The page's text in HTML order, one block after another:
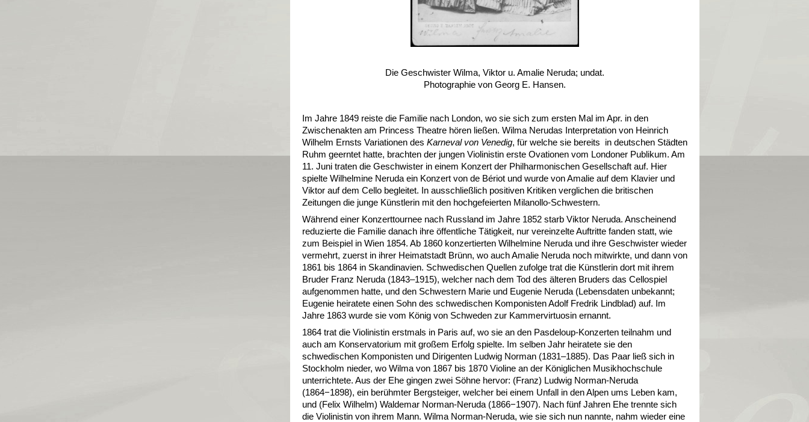
Die Geschwister Wilma, Viktor u. Amalie Neruda; undat.
Photographie von Georg E. Hansen.
Im Jahre 1849 reiste die Familie nach London, wo sie sich zum ersten Mal im Apr. in den
Zwischenakten am Princess Theatre hören ließen. Wilma Nerudas Interpretation von Heinrich
Wilhelm Ernsts Variationen des Karneval von Venedig, für welche sie bereits in deutschen Städten
Ruhm geerntet hatte, brachten der jungen Violinistin erste Ovationen vom Londoner Publikum. Am
11. Juni traten die Geschwister in einem Konzert der Philharmonischen Gesellschaft auf. Hier
spielte Wilhelmine Neruda ein Konzert von de Bériot und wurde von Amalie auf dem Klavier und
Viktor auf dem Cello begleitet. In ausschließlich positiven Kritiken verglichen die britischen
Zeitungen die junge Künstlerin mit den hochgefeierten Milanollo-Schwestern.
Während einer Konzerttournee nach Russland im Jahre 1852 starb Viktor Neruda. Anscheinend
reduzierte die Familie danach ihre öffentliche Tätigkeit, nur vereinzelte Auftritte fanden statt, wie
zum Beispiel in Wien 1854. Ab 1860 konzertierten Wilhelmine Neruda und ihre Geschwister wieder
vermehrt, zuerst in ihrer Heimatstadt Brünn, wo auch Amalie Neruda noch mitwirkte, und dann von
1861 bis 1864 in Skandinavien. Schwedischen Quellen zufolge trat die Künstlerin dort mit ihrem
Bruder Franz Neruda (1843–1915), welcher nach dem Tod des älteren Bruders das Cellospiel
aufgenommen hatte, und den Schwestern Marie und Eugenie Neruda (Lebensdaten unbekannt;
Eugenie heiratete einen Sohn des schwedischen Komponisten Adolf Fredrik Lindblad) auf. Im
Jahre 1863 wurde sie vom König von Schweden zur Kammervirtuosin ernannt.
1864 trat die Violinistin erstmals in Paris auf, wo sie an den Pasdeloup-Konzerten teilnahm und
auch am Konservatorium mit großem Erfolg spielte. Im selben Jahr heiratete sie den
schwedischen Komponisten und Dirigenten Ludwig Norman (1831–1885). Das Paar ließ sich in
Stockholm nieder, wo Wilma von 1867 bis 1870 Violine an der Königlichen Musikhochschule
unterrichtete. Aus der Ehe gingen zwei Söhne hervor: (Franz) Ludwig Norman-Neruda
(1864−1898), ein berühmter Bergsteiger, welcher bei einem Unfall in den Alpen ums Leben kam,
und (Felix Wilhelm) Waldemar Norman-Neruda (1866−1907). Nach fünf Jahren Ehe trennte sich
die Violinistin von ihrem Mann. Wilma Norman-Neruda, wie sie sich nun nannte, nahm wieder eine